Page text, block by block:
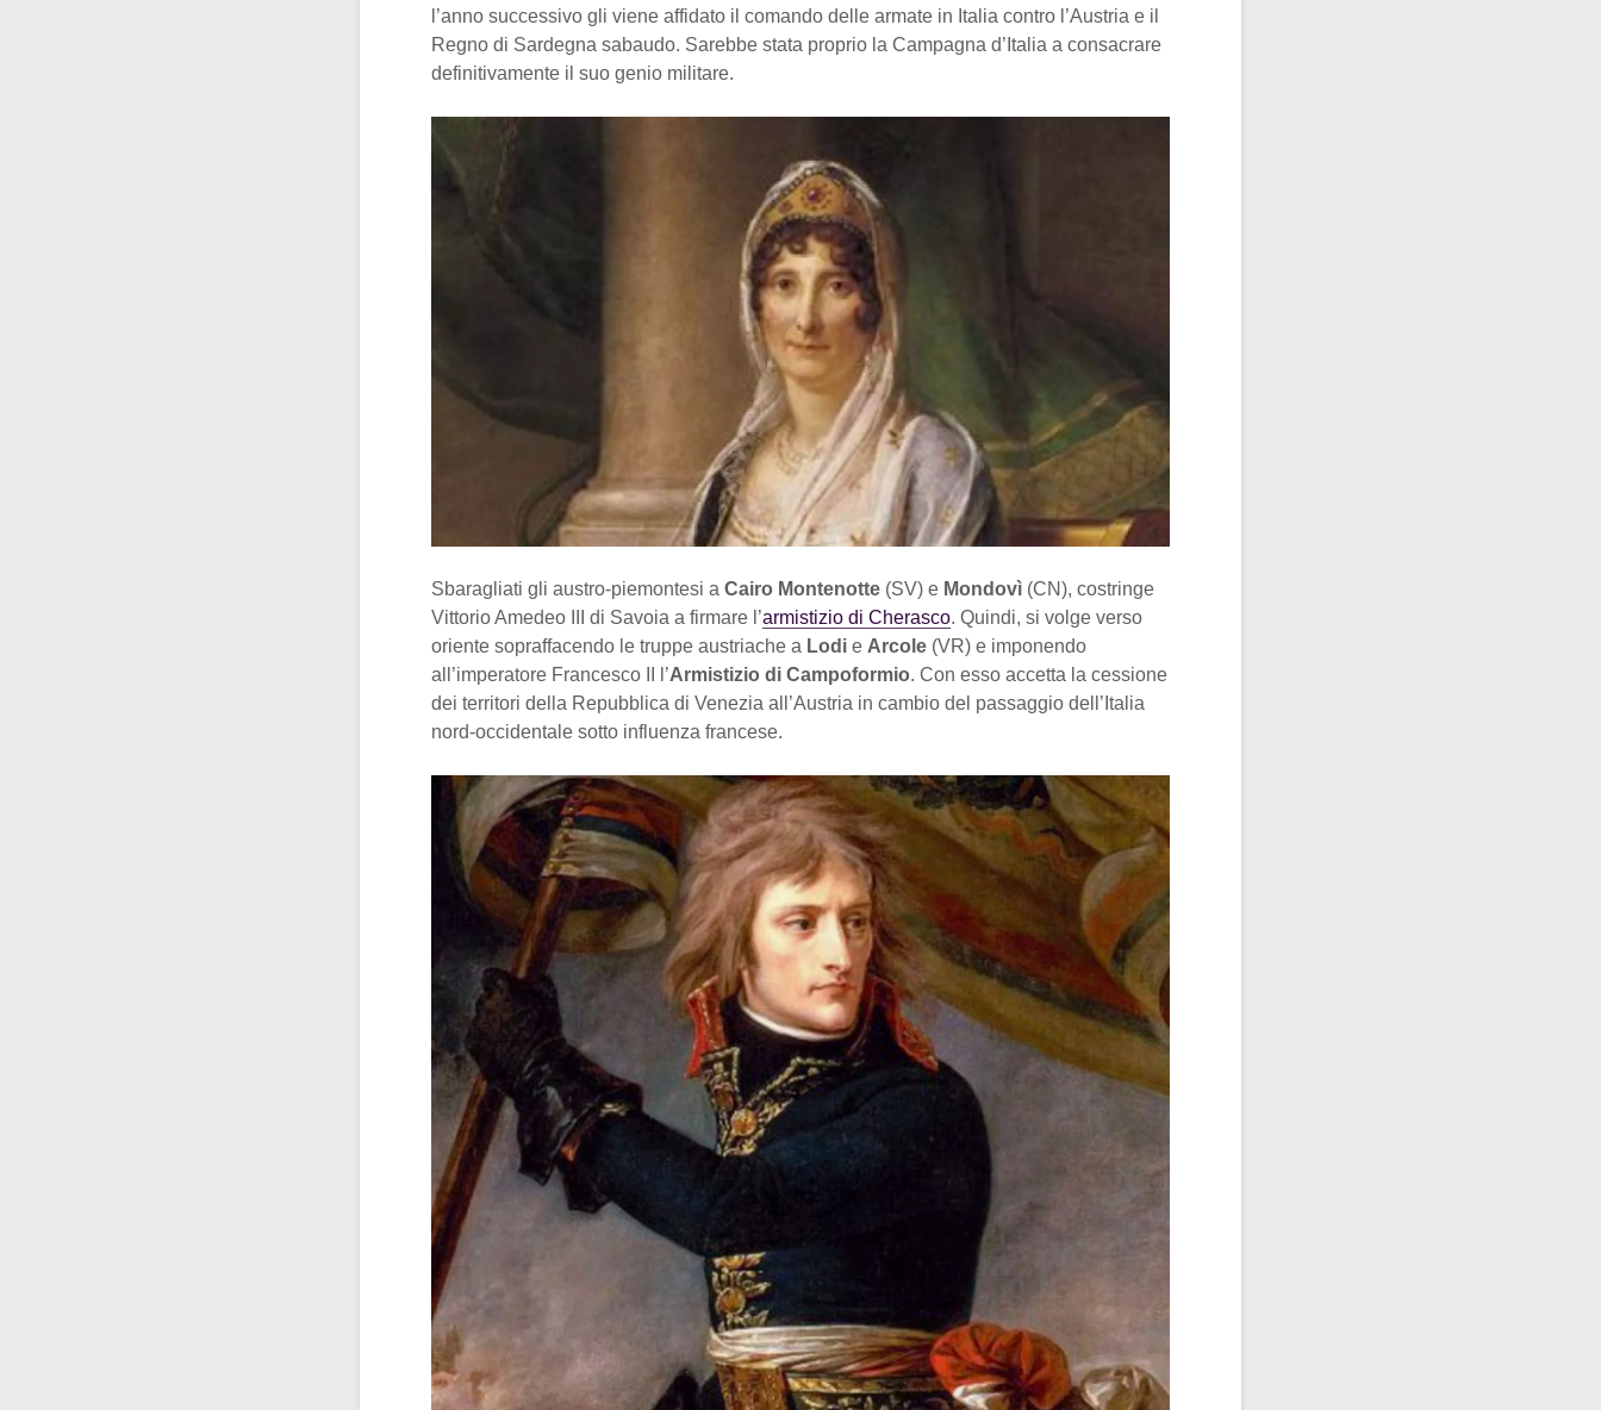
l’anno successivo gli viene affidato il comando delle armate in Italia contro l’Austria e il
Regno di Sardegna sabaudo. Sarebbe stata proprio la Campagna d’Italia a consacrare
definitivamente il suo genio militare.
Sbaragliati gli austro-piemontesi a Cairo Montenotte (SV) e Mondovì (CN), costringe
Vittorio Amedeo III di Savoia a firmare l’armistizio di Cherasco. Quindi, si volge verso
oriente sopraffacendo le truppe austriache a Lodi e Arcole (VR) e imponendo
all’imperatore Francesco II l’Armistizio di Campoformio. Con esso accetta la cessione
dei territori della Repubblica di Venezia all’Austria in cambio del passaggio dell’Italia
nord-occidentale sotto influenza francese.